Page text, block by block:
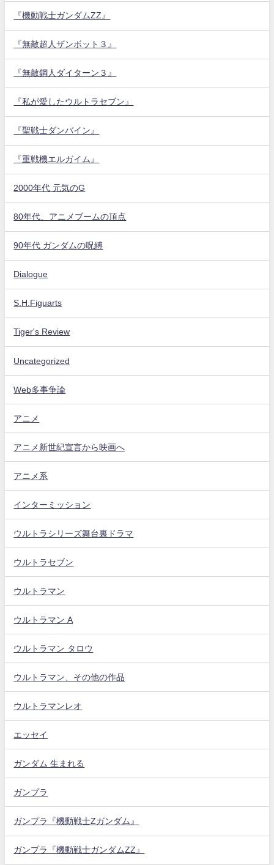
『機動戦士ガンダムZZ』
『無敵超人ザンボット３』
『無敵鋼人ダイターン３』
『私が愛したウルトラセブン』
『聖戦士ダンバイン』
『重戦機エルガイム』
2000年代 元気のG
80年代、アニメブームの頂点
90年代 ガンダムの呪縛
Dialogue
S.H.Figuarts
Tiger's Review
Uncategorized
Web多事争論
アニメ
アニメ新世紀宣言から映画へ
アニメ系
インターミッション
ウルトラシリーズ舞台裏ドラマ
ウルトラセブン
ウルトラマン
ウルトラマン A
ウルトラマン タロウ
ウルトラマン、その他の作品
ウルトラマンレオ
エッセイ
ガンダム 生まれる
ガンプラ
ガンプラ『機動戦士Zガンダム』
ガンプラ『機動戦士ガンダムZZ』